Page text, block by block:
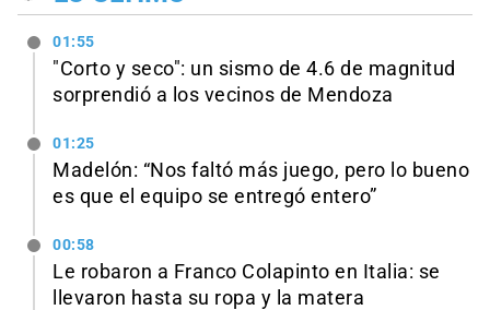
01:55
"Corto y seco": un sismo de 4.6 de magnitud
sorprendió a los vecinos de Mendoza
01:25
Madelón: “Nos faltó más juego, pero lo bueno
es que el equipo se entregó entero”
00:58
Le robaron a Franco Colapinto en Italia: se
llevaron hasta su ropa y la matera